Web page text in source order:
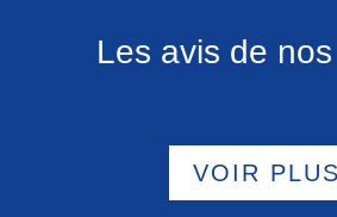
Les avis de
VOIR PLUS